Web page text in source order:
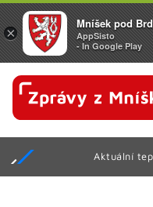
Aktuální
×
Mníšek pod
AppSisto
- In Google Play